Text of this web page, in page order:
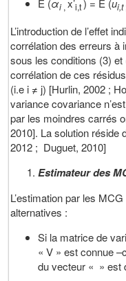
E (αi,x’i,t) = E (ui,t
L’introduction de l’effet
corrélation des erreurs à
sous les conditions (3) et
corrélation de ces
(i.e i ≠ j) [Hurlin, 2002 ;
variance covariance
par les moindres carrés
2010]. La solution réside
2012 ; Duguet, 2010]
Estimateur des
L’estimation par les
alternatives :
Si la matrice de
« V » est connue
du vecteur « » est